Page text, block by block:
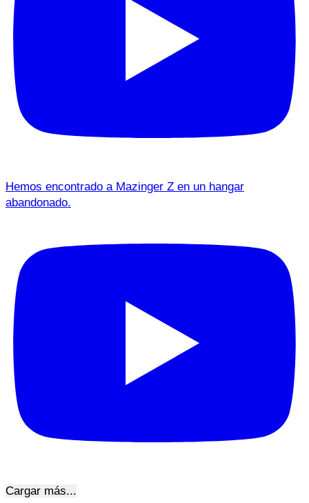
Hemos encontrado a Mazinger Z en un hangar
abandonado.
Cargar más...